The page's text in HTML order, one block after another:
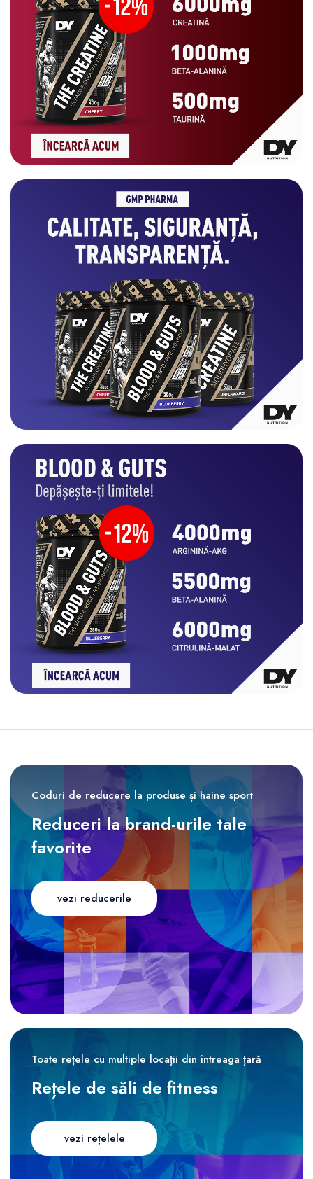
Coduri de reducere la produse și haine sport
Reduceri la brand-urile tale
favorite
vezi reducerile
Toate rețele cu multiple locații din întreaga țară
Rețele de săli de fitness
vezi rețelele